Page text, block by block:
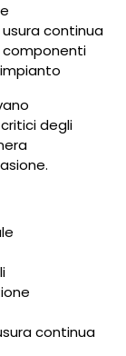
continua
degli
continua